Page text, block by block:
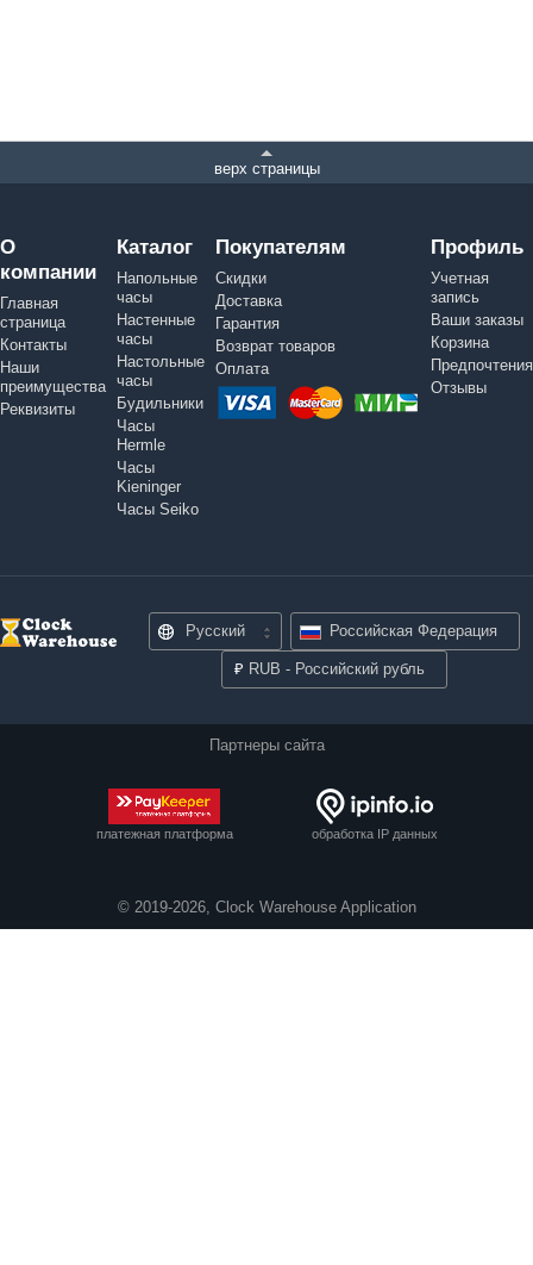
верх страницы
О
компании
Главная
страница
Контакты
Наши
преимущества
Реквизиты
Каталог
Напольные
часы
Настенные
часы
Настольные
часы
Будильники
Часы
Hermle
Часы
Kieninger
Часы Seiko
Покупателям
Скидки
Доставка
Гарантия
Возврат товаров
Оплата
Профиль
Учетная
запись
Ваши заказы
Корзина
Предпочтения
Отзывы
Русский Российская Федерация
₽ RUB - Российский рубль
Партнеры сайта
платежная платформа обработка IP данных
© 2019-2026, Clock Warehouse Application